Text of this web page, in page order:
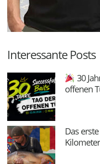
Interessante Posts
30
offenen
Das